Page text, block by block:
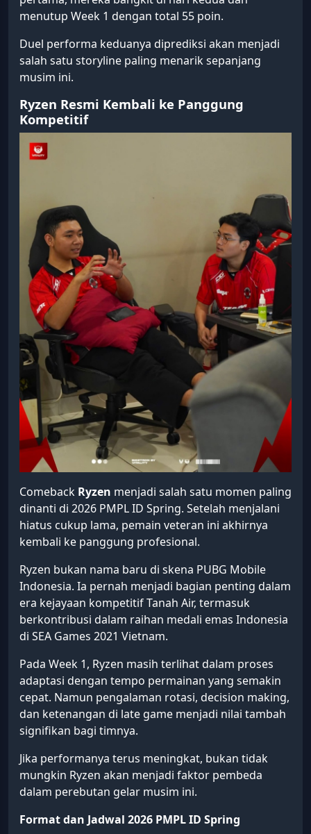
menutup Week 1 dengan total 55 poin.
Duel performa keduanya diprediksi akan menjadi
salah satu storyline paling menarik sepanjang
musim ini.
Ryzen Resmi Kembali ke Panggung
Kompetitif
Comeback Ryzen menjadi salah satu momen paling
dinanti di 2026 PMPL ID Spring. Setelah menjalani
hiatus cukup lama, pemain veteran ini akhirnya
kembali ke panggung profesional.
Ryzen bukan nama baru di skena PUBG Mobile
Indonesia. Ia pernah menjadi bagian penting dalam
era kejayaan kompetitif Tanah Air, termasuk
berkontribusi dalam raihan medali emas Indonesia
di SEA Games 2021 Vietnam.
Pada Week 1, Ryzen masih terlihat dalam proses
adaptasi dengan tempo permainan yang semakin
cepat. Namun pengalaman rotasi, decision making,
dan ketenangan di late game menjadi nilai tambah
signifikan bagi timnya.
Jika performanya terus meningkat, bukan tidak
mungkin Ryzen akan menjadi faktor pembeda
dalam perebutan gelar musim ini.
Format dan Jadwal 2026 PMPL ID Spring